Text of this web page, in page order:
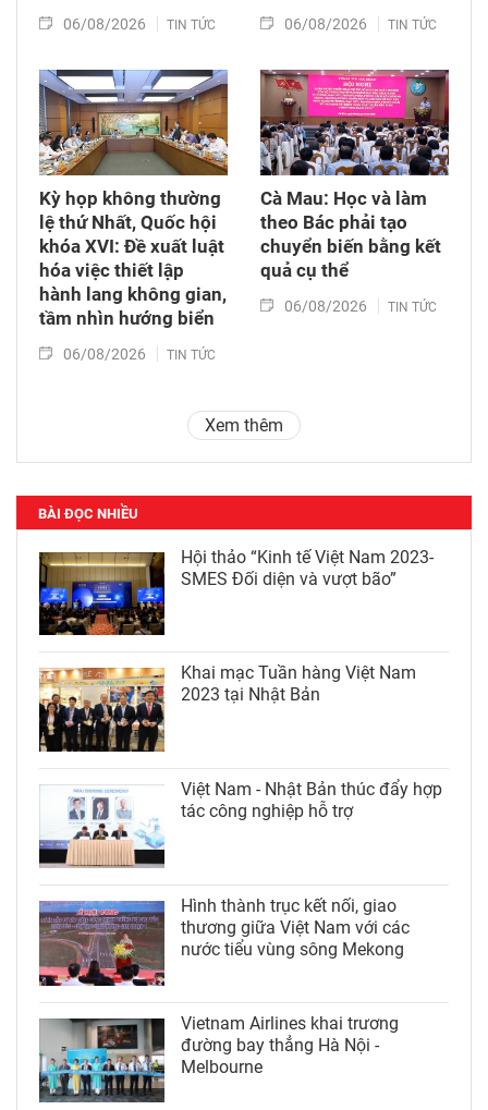
06/08/2026 TIN TỨC 06/08/2026 TIN TỨC
Kỳ họp không thường
lệ thứ Nhất, Quốc hội
khóa XVI: Đề xuất luật
hóa việc thiết lập
hành lang không gian,
tầm nhìn hướng biển
06/08/2026 TIN TỨC
Cà Mau: Học và làm
theo Bác phải tạo
chuyển biến bằng kết
quả cụ thể
06/08/2026 TIN TỨC
Xem thêm
BÀI ĐỌC NHIỀU
Hội thảo “Kinh tế Việt Nam 2023-
SMES Đối diện và vượt bão”
Khai mạc Tuần hàng Việt Nam
2023 tại Nhật Bản
Việt Nam - Nhật Bản thúc đẩy hợp
tác công nghiệp hỗ trợ
Hình thành trục kết nối, giao
thương giữa Việt Nam với các
nước tiểu vùng sông Mekong
Vietnam Airlines khai trương
đường bay thẳng Hà Nội -
Melbourne